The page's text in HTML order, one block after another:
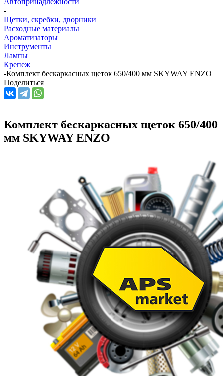
-
Щетки, скребки, дворники
Расходные материалы
Ароматизаторы
Инструменты
Лампы
Крепеж
-Комплект бескаркасных щеток 650/400 мм SKYWAY ENZO
Поделиться
Комплект бескаркасных щеток 650/400
мм SKYWAY ENZO